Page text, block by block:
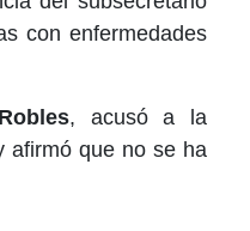
con enfermedades
, acusó a la
afirmó que no se ha